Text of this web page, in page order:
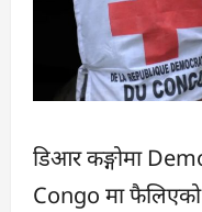
डिआर कङ्गोमा
Congo मा फैलिएको